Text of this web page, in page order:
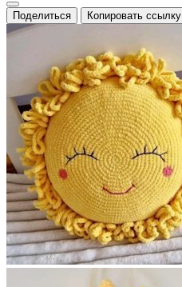
Поделиться Копировать ссылку